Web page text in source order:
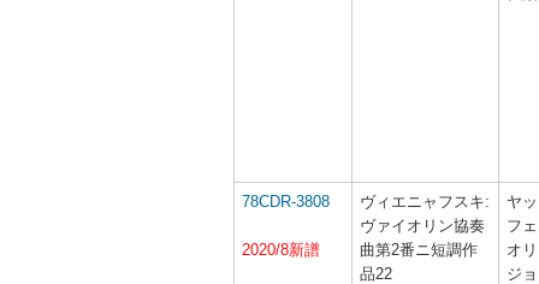
78CDR-3808
2020/8新譜
ヴィエニャフスキ:
ヴァイオリン協奏
曲第2番ニ短調作
品22
ヤ
フ
オ
ジ